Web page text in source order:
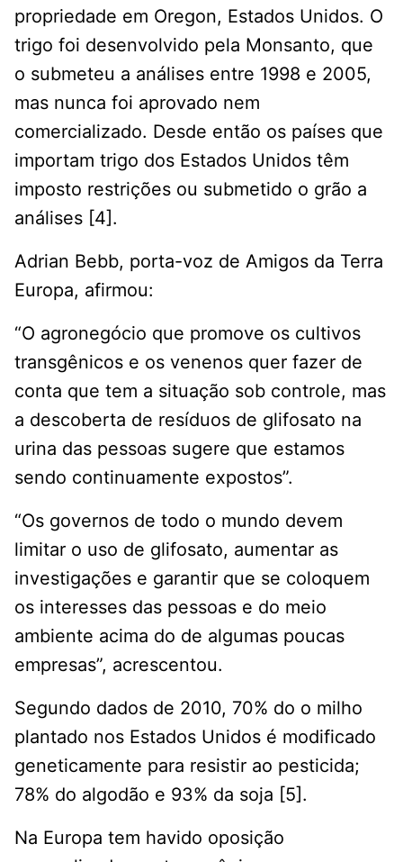
propriedade em Oregon, Estados Unidos. O
trigo foi desenvolvido pela Monsanto, que
o submeteu a análises entre 1998 e 2005,
mas nunca foi aprovado nem
comercializado. Desde então os países que
importam trigo dos Estados Unidos têm
imposto restrições ou submetido o grão a
análises [4].
Adrian Bebb, porta-voz de Amigos da Terra
Europa, afirmou:
“O agronegócio que promove os cultivos
transgênicos e os venenos quer fazer de
conta que tem a situação sob controle, mas
a descoberta de resíduos de glifosato na
urina das pessoas sugere que estamos
sendo continuamente expostos”.
“Os governos de todo o mundo devem
limitar o uso de glifosato, aumentar as
investigações e garantir que se coloquem
os interesses das pessoas e do meio
ambiente acima do de algumas poucas
empresas”, acrescentou.
Segundo dados de 2010, 70% do o milho
plantado nos Estados Unidos é modificado
geneticamente para resistir ao pesticida;
78% do algodão e 93% da soja [5].
Na Europa tem havido oposição